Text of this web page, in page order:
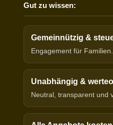
Gut zu wissen:
Gemeinnützig &
Engagement für Familien.
Unabhängig &
Neutral, transparent und